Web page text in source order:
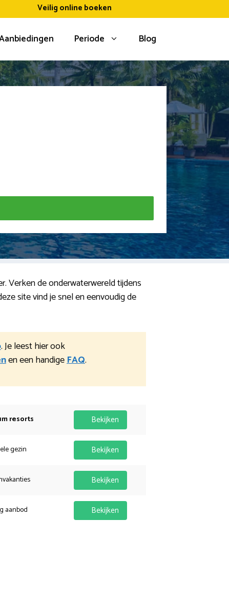
Veilig online boeken
Periode Blog
Verken de onderwaterwereld tijdens
site vind je snel en eenvoudig de
. Je leest hier ook
en een handigeFAQ.
resorts Bekijken
gezin Bekijken
Bekijken
aanbod Bekijken